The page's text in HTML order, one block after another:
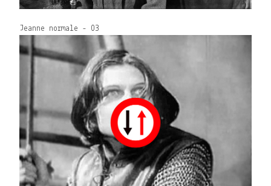
Jeanne normale - 03